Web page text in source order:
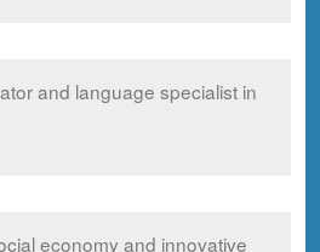
and language specialist in
economy and innovative